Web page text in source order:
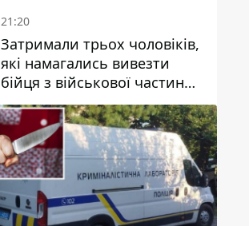
21:20
Затримали трьох чоловіків,
які намагались вивезти
бійця з військової частини
до Дніпра за 7 тисяч
доларів: серед них був лікар